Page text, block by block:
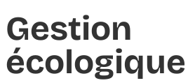
Gestion
écologique